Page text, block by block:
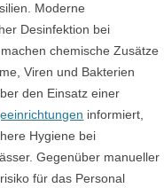
Moderne
Desinfektion bei
chemische Zusätze
Viren und Bakterien
den Einsatz einer
informiert,
Hygiene bei
Gegenüber manueller
für das Personal